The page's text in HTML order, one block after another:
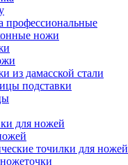
профессиональные
ножи
из дамасской стали
подставки
для ножей
точилки для ножей